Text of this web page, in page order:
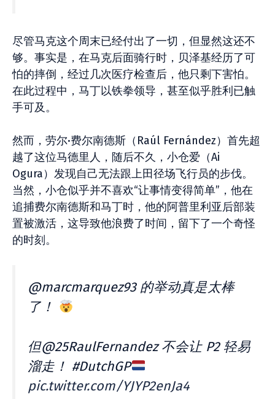
尽管马克这个周末已经付出了一切，但显然这还不
够。事实是，在马克后面骑行时，贝泽基经历了可
怕的摔倒，经过几次医疗检查后，他只剩下害怕。
在此过程中，马丁以铁拳领导，甚至似乎胜利已触
手可及。
然而，劳尔·费尔南德斯（Raúl Fernández）首先超
越了这位马德里人，随后不久，小仓爱（Ai
Ogura）发现自己无法跟上田径场飞行员的步伐。
当然，小仓似乎并不喜欢“让事情变得简单”，他在
追捕费尔南德斯和马丁时，他的阿普里利亚后部装
置被激活，这导致他浪费了时间，留下了一个奇怪
的时刻。
@marcmarquez93 的举动真是太棒
了！
但@25RaulFernandez 不会让 P2 轻易
溜走！ #DutchGP
pic.twitter.com/YJYP2enJa4